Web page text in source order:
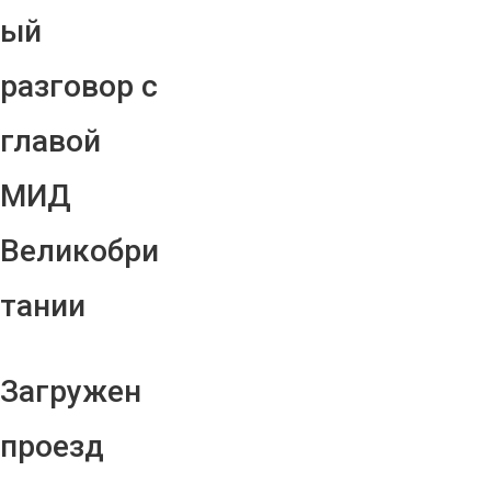
ый
разговор с
главой
МИД
Великобри
тании
Загружен
проезд